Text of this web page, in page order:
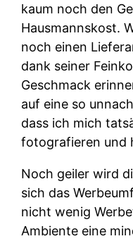
kaum noch den
Hausmannskost.
noch einen
dank seiner
Geschmack
auf eine so
dass ich mich
fotografieren und
Noch geiler wird
sich das
nicht wenig
Ambiente eine